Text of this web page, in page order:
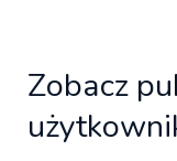
Zobacz